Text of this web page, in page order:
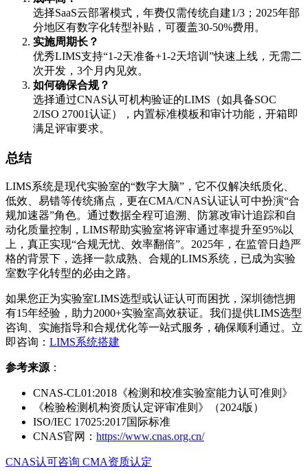
选择SaaS云部署模式，年费仅需传统自建1/3；2025年部
分地区有数字化转型补贴，可覆盖30-50%费用。
实施周期长？
优秀LIMS支持“1-2天准备+1-2天培训”快速上线，无需二
次开发，3个月内见效。
如何确保合规？
选择通过CNAS认可机构验证的LIMS（如具备SOC
2/ISO 27001认证），内置标准模板和审计功能，开箱即
满足评审要求。
总结
LIMS系统是现代实验室的“数字大脑”，它不仅解决纸质化、
低效、易错等传统痛点，更在CMA/CNAS认证认可中扮演“合
规加速器”角色。通过数据全程可追溯、防篡改审计追踪和自
动化质量控制，LIMS帮助实验室将评审通过率提升至95%以
上，真正实现“合规无忧、效率翻倍”。2025年，在监管日趋严
格的背景下，选择一款成熟、合规的LIMS系统，已成为实验
室数字化转型的必由之路。
如果您正为实验室LIMS选型或认证认可而困扰，深圳德恺拥
有15年经验，助力2000+实验室高效获证。我们提供LIMS选型
咨询、实施指导和合规优化等一站式服务，确保顺利通过。立
即咨询： LIMS系统搭建
参考来源 ：
CNAS-CL01:2018《检测和校准实验室能力认可准则》
《检验检测机构资质认定评审准则》（2024版）
ISO/IEC 17025:2017国际标准
CNAS官网： https://www.cnas.org.cn/
CNAS认可咨询 CMA资质认定